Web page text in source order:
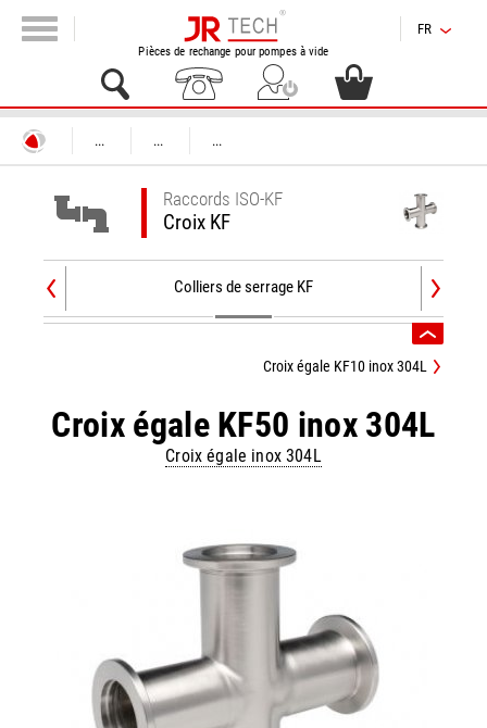
Pièces de rechange pour pompes à vide
FR
... ... ...
Raccords ISO-KF
Croix KF
Colliers de serrage KF
Croix égale KF50 inox 304L
Croix égale inox 304L
Croix égale KF10 inox 304L